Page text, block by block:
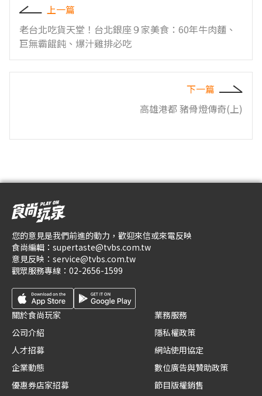
上一篇
老台北吃貨天堂！台北銀座９家美食：60年牛肉麵、
巨無霸餛飩、爆汁雞排必吃
下一篇
高雄港都 豬骨燈傳奇(上)
您的意見是我們前進的動力，歡迎來信或來電反映
食尚編輯： supertaste@tvbs.com.tw
意見反映： service@tvbs.com.tw
觀眾服務專線： 02-2656-1599
關於食尚玩家
公司介紹
人才招募
企業動態
優惠券店家招募
業務服務
隱私權政策
網站使用協定
數位廣告與贊助政策
節目版權銷售